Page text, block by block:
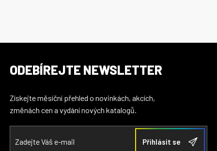
ODEBÍREJTE NEWSLETTER
Získejte měsíční přehled o novinkách, akcích,
změnách cen a vydání nových katalogů.